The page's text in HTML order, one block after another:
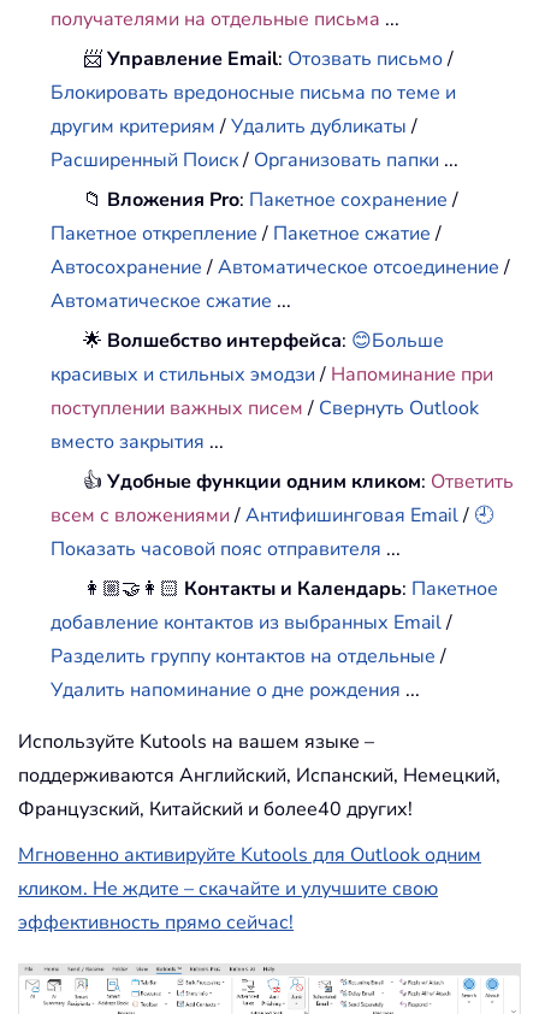
получателями на отдельные письма ...
📨Управление Email: Отозвать письмо/
Блокировать вредоносные письма по теме и
другим критериям/Удалить дубликаты/
Расширенный Поиск/ Организовать папки ...
📁 Вложения Pro: Пакетное сохранение/
Пакетное открепление/ Пакетное сжатие/
Автосохранение/Автоматическое отсоединение/
Автоматическое сжатие ...
🌟 Волшебство интерфейса: 😊Больше
красивых и стильных эмодзи/ Напоминание при
поступлении важных писем/ Свернуть Outlook
вместо закрытия ...
👍Удобные функции одним кликом: Ответить
всем с вложениями /Антифишинговая Email/ 🕘
Показать часовой пояс отправителя ...
👩🏼‍🤝‍👩🏻 Контакты и Календарь: Пакетное
добавление контактов из выбранных Email/
Разделить группу контактов на отдельные/
Удалить напоминание о дне рождения ...
Используйте Kutools на вашем языке –
поддерживаются Английский, Испанский, Немецкий,
Французский, Китайский и более40 других!
Мгновенно активируйте Kutools для Outlook одним
кликом. Не ждите – скачайте и улучшите свою
эффективность прямо сейчас!